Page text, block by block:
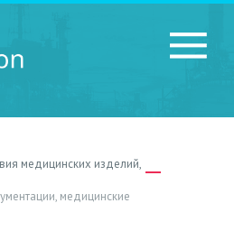
медицинских изделий,
медицинские